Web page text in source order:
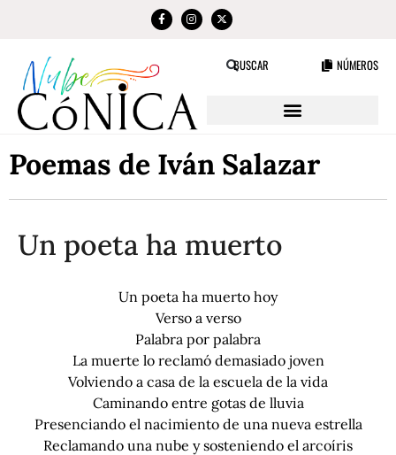
BUSCAR NÚMEROS
Poemas de Iván Salazar
Un poeta ha muerto
Un poeta ha muerto hoy
Verso a verso
Palabra por palabra
La muerte lo reclamó demasiado joven
Volviendo a casa de la escuela de la vida
Caminando entre gotas de lluvia
Presenciando el nacimiento de una nueva estrella
Reclamando una nube y sosteniendo el arcoíris